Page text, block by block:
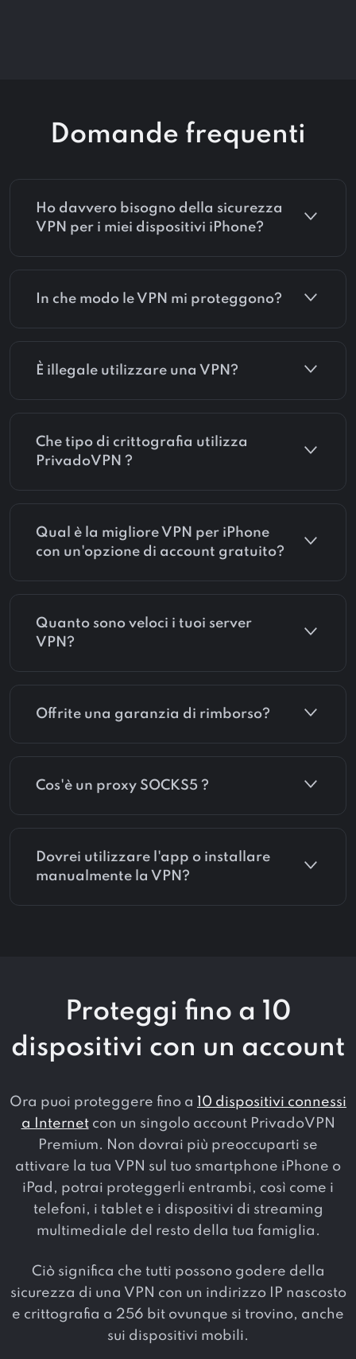
Domande frequenti
Ho davvero bisogno della sicurezza
VPN per i miei dispositivi iPhone?
In che modo le VPN mi proteggono?
È illegale utilizzare una VPN?
Che tipo di crittografia utilizza
PrivadoVPN ?
Qual è la migliore VPN per iPhone
con un'opzione di account gratuito?
Quanto sono veloci i tuoi server
VPN?
Offrite una garanzia di rimborso?
Cos'è un proxy SOCKS5 ?
Dovrei utilizzare l'app o installare
manualmente la VPN?
Proteggi fino a 10
dispositivi con un account
Ora puoi proteggere fino a 10 dispositivi connessi
a Internetcon un singolo account PrivadoVPN
Premium. Non dovrai più preoccuparti se
attivare la tua VPN sul tuo smartphone iPhone o
iPad, potrai proteggerli entrambi, così come i
telefoni, i tablet e i dispositivi di streaming
multimediale del resto della tua famiglia.
Ciò significa che tutti possono godere della
sicurezza di una VPN con un indirizzo IP nascosto
e crittografia a 256 bit ovunque si trovino, anche
sui dispositivi mobili.